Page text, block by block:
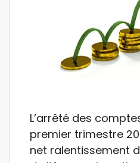
L’arrêté des
premier trimestre
net ralentissement